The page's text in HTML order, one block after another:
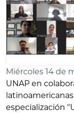
Miércoles 14 de
UNAP en
especialización